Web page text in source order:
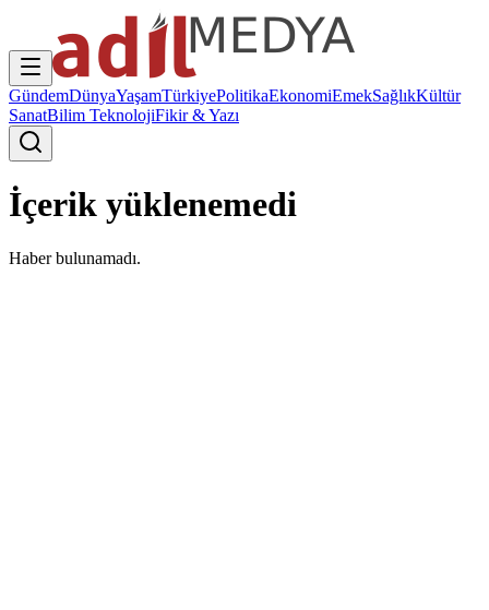
GündemDünyaYaşamTürkiyePolitikaEkonomiEmekSağlıkKültür
SanatBilim TeknolojiFikir & Yazı
İçerik yüklenemedi
Haber bulunamadı.